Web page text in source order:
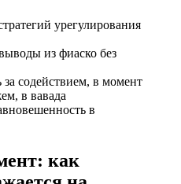
урегулирования
из фиаско без
за содействием, в момент
в вавада
в
как